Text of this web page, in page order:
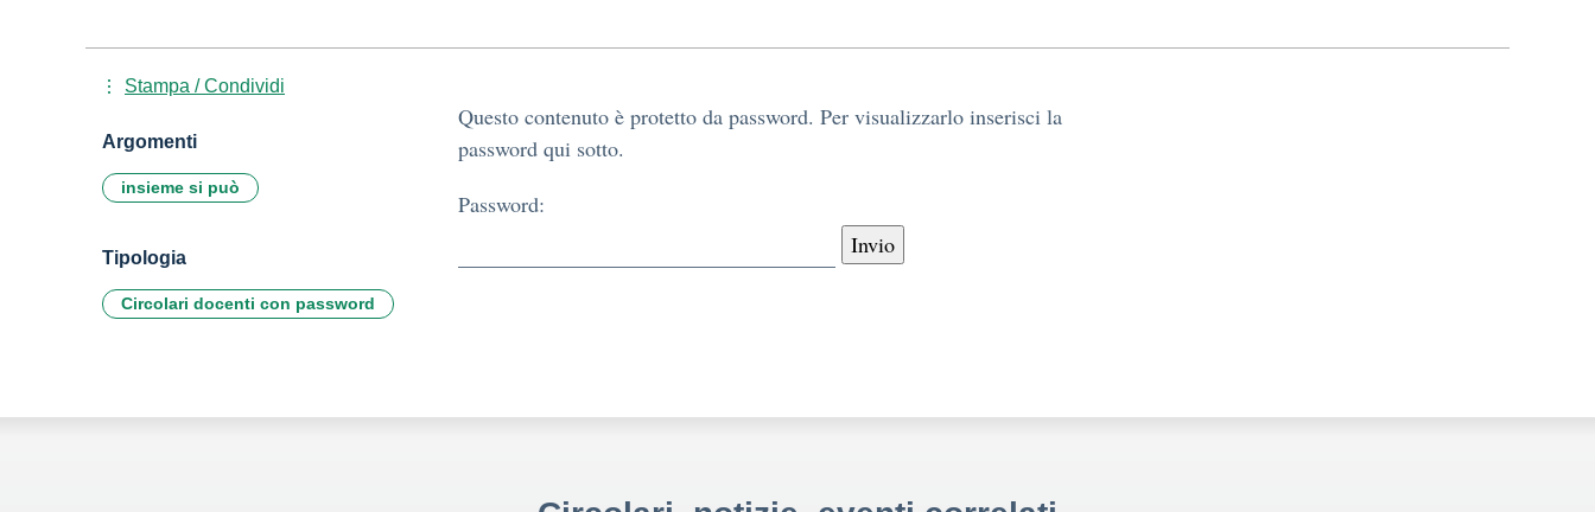
Questo contenuto è protetto da password. Per visualizzarlo inserisci la
password qui sotto.
Password:
Stampa / Condividi
Argomenti
insieme si può
Tipologia
Circolari docenti con password